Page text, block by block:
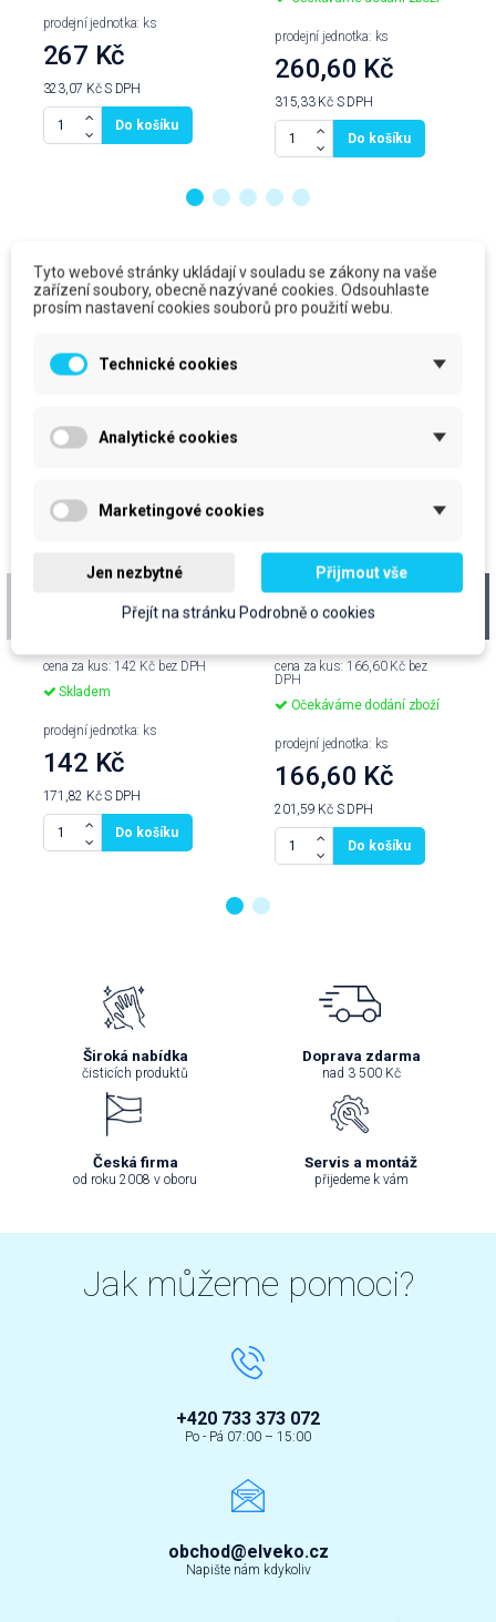
prodejní jednotka: ks
267 Kč
323,07 KčS DPH
Do košíku
prodejní jednotka: ks
260,60 Kč
315,33 Kč S DPH
Do košíku
Produkty ve stejné kategorii
Mop plochý F-40
jazyk, mikro
cena za kus: 142 Kč bez DPH
Skladem
prodejní jednotka: ks
142 Kč
171,82 KčS DPH
Do košíku
Držák padu ruční
cena za kus: 166,60 Kč bez
DPH
Očekáváme dodání zboží
prodejní jednotka: ks
166,60 Kč
201,59 Kč S DPH
Do košíku
Široká nabídka
čisticích produktů
Doprava zdarma
nad 3 500 Kč
Česká firma
od roku 2008 v oboru
Servis a montáž
přijedeme k vám
Jak můžeme pomoci?
+420 733 373 072
Po - Pá 07:00 – 15:00
obchod@elveko.cz
Napište nám kdykoliv
Tyto webové stránky ukládají v souladu se zákony na vaše
zařízení soubory, obecně nazývané cookies. Odsouhlaste
prosím nastavení cookies souborů pro použití webu.
Technické cookies
Analytické cookies
Marketingové cookies
Jen nezbytné Přijmout vše
Přejít na stránku Podrobně o cookies